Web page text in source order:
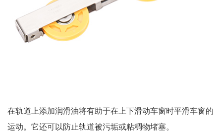
在轨道上添加润滑油将有助于在上下滑动车窗时平滑车窗的
运动。它还可以防止轨道被污垢或粘稠物堵塞。